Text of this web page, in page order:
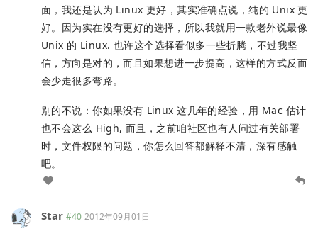
面，我还是认为 Linux 更好，其实准确点说，纯的 Unix 更
好。因为实在没有更好的选择，所以我就用一款老外说最像
Unix 的 Linux. 也许这个选择看似多一些折腾，不过我坚
信，方向是对的，而且如果想进一步提高，这样的方式反而
会少走很多弯路。
别的不说：你如果没有 Linux 这几年的经验，用 Mac 估计
也不会这么 High, 而且，之前咱社区也有人问过有关部署
时，文件权限的问题，你怎么回答都解释不清，深有感触
吧。
Star #40 2012年09月01日